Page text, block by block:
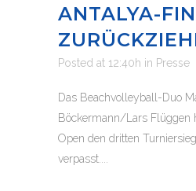
ANTALYA-
Posted at 12:40h in Presse
Das Beachvolleyball-Duo
Böckermann/Lars Flüggen
Open den dritten
verpasst....